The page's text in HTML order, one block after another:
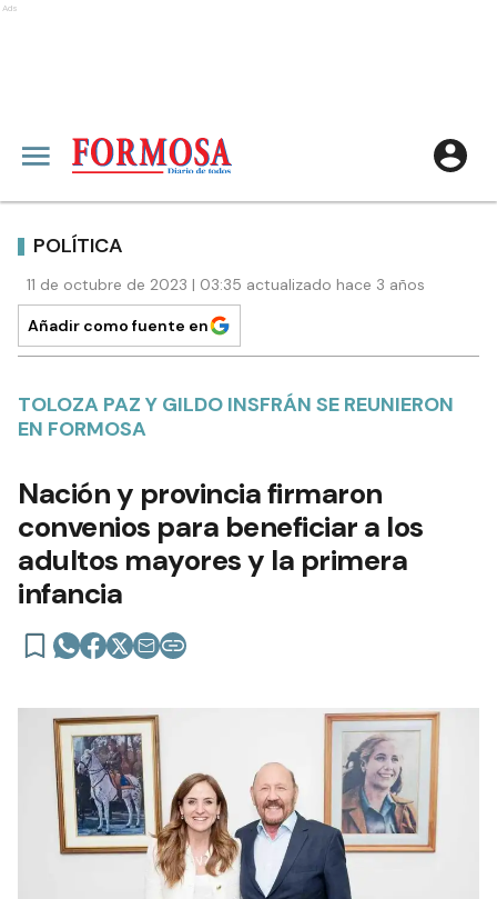
Ads
POLÍTICA
11 de octubre de 2023 | 03:35 actualizado hace 3 años
Añadir como fuente en
TOLOZA PAZ Y GILDO INSFRÁN SE REUNIERON
EN FORMOSA
Nación y provincia firmaron
convenios para beneficiar a los
adultos mayores y la primera
infancia